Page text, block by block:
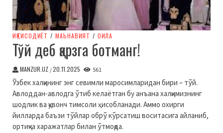
ИҚТИСОДИЁТ / МАЪНАВИЯТ / ОИЛА
Тўй деб қарзга ботманг!
MANZUR.UZ /20.11.2025 561
Ўзбек халқининг энг севимли маросимларидан бири – тўй.
Авлоддан-авлодга ўтиб келаётган бу анъана халқимизнинг
шодлик ва қувонч тимсоли ҳисобланади. Аммо охирги
йилларда баъзи тўйлар обрў кўрсатиш воситасига айланиб,
ортиқча харажатлар билан ўтмоқда.